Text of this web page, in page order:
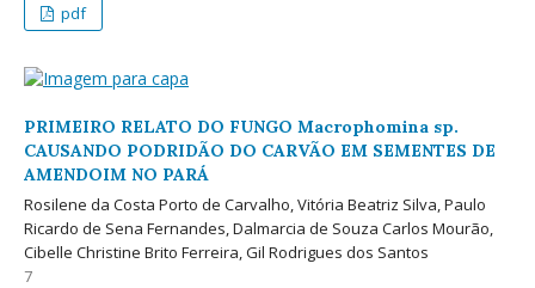
pdf
PRIMEIRO RELATO DO FUNGO Macrophomina sp.
CAUSANDO PODRIDÃO DO CARVÃO EM SEMENTES DE
AMENDOIM NO PARÁ
Rosilene da Costa Porto de Carvalho, Vitória Beatriz Silva, Paulo
Ricardo de Sena Fernandes, Dalmarcia de Souza Carlos Mourão,
Cibelle Christine Brito Ferreira, Gil Rodrigues dos Santos
7